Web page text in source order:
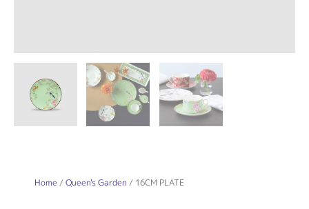
Home /Queen's Garden / 16CM PLATE